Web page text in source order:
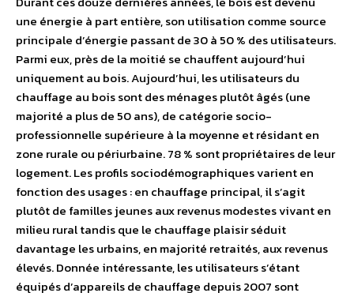
une énergie à part entière, son utilisation comme source
principale d’énergie passant de 30 à 50 % des utilisateurs.
Parmi eux, près de la moitié se chauffent aujourd’hui
uniquement au bois. Aujourd’hui, les utilisateurs du
chauffage au bois sont des ménages plutôt âgés (une
majorité a plus de 50 ans), de catégorie socio-
professionnelle supérieure à la moyenne et résidant en
zone rurale ou périurbaine. 78 % sont propriétaires de leur
logement. Les profils sociodémographiques varient en
fonction des usages : en chauffage principal, il s’agit
plutôt de familles jeunes aux revenus modestes vivant en
milieu rural tandis que le chauffage plaisir séduit
davantage les urbains, en majorité retraités, aux revenus
élevés. Donnée intéressante, les utilisateurs s’étant
équipés d’appareils de chauffage depuis 2007 sont